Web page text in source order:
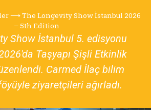
⟶The Longevity Show İstanbul 2026
– 5th Edition
Show İstanbul 5. edisyonu
Taşyapı Şişli Etkinlik
Carmed İlaç bilim
ziyaretçileri ağırladı.